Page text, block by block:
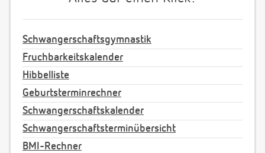
Schwangerschaftsgymnastik
Fruchbarkeitskalender
Hibbelliste
Geburtsterminrechner
Schwangerschaftskalender
Schwangerschaftsterminübersicht
BMI-Rechner